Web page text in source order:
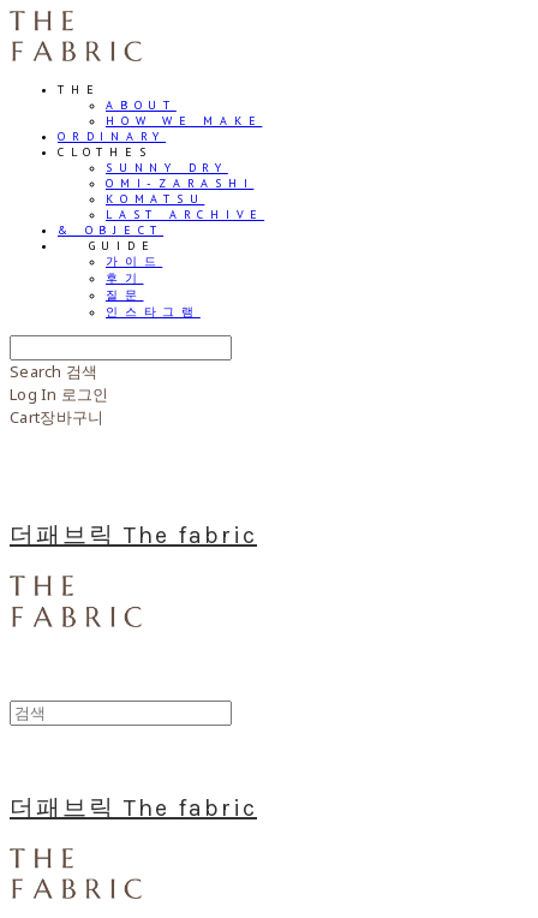
THE
ABOUT
HOW WE MAKE
ORDINARY
CLOTHES
SUNNY DRY
OMI-ZARASHI
KOMATSU
LAST ARCHIVE
& OBJECT
⠀⠀GUIDE
가이드
후기
질문
인스타그램
Search 검색
Log In 로그인
Cart장바구니
더패브릭 The fabric
더패브릭 The fabric